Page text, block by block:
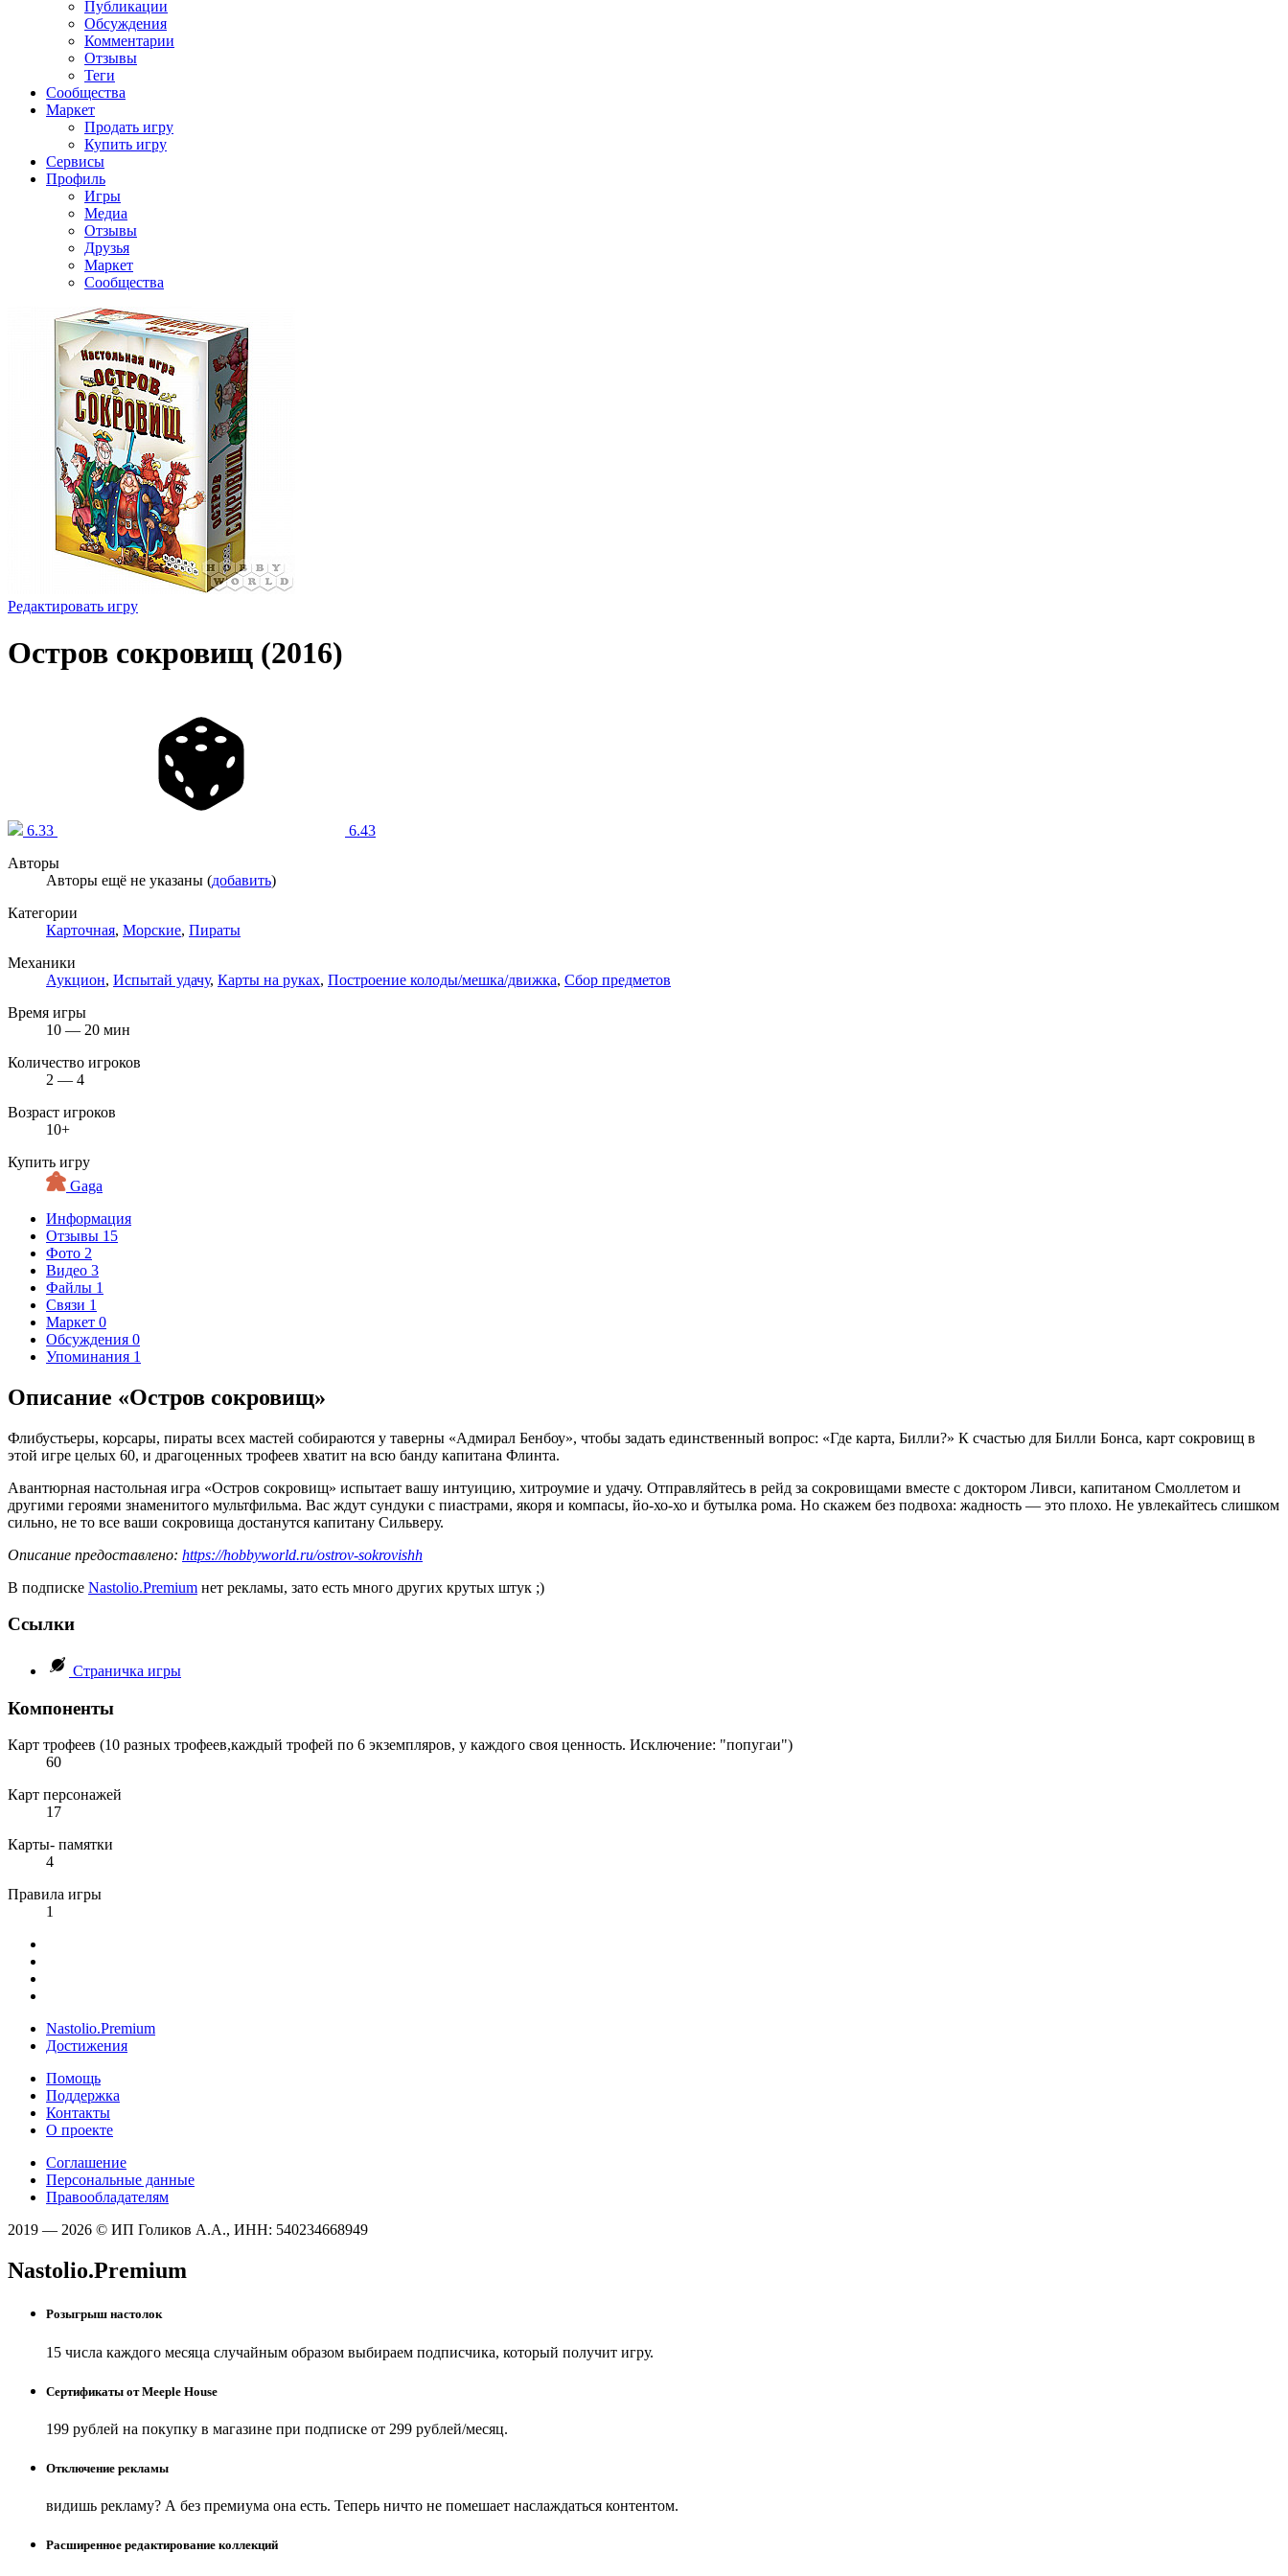
Публикации
Обсуждения
Комментарии
Отзывы
Теги
Сообщества
Маркет
Продать игру
Купить игру
Сервисы
Профиль
Игры
Медиа
Отзывы
Друзья
Маркет
Сообщества
Редактировать игру
Остров сокровищ (2016)
6.33
6.43
Авторы
Авторы ещё не указаны (добавить)
Категории
Карточная, Морские, Пираты
Механики
Аукцион, Испытай удачу, Карты на руках, Построение колоды/мешка/движка, Сбор предметов
Время игры
10 — 20 мин
Количество игроков
2 — 4
Возраст игроков
10+
Купить игру
Gaga
Информация
Отзывы 15
Фото 2
Видео 3
Файлы 1
Связи 1
Маркет 0
Обсуждения 0
Упоминания 1
Описание «Остров сокровищ»
Флибустьеры, корсары, пираты всех мастей собираются у таверны «Адмирал Бенбоу», чтобы задать единственный вопрос: «Где карта, Билли?» К счастью для Билли Бонса, карт сокровищ в
этой игре целых 60, и драгоценных трофеев хватит на всю банду капитана Флинта.
Авантюрная настольная игра «Остров сокровищ» испытает вашу интуицию, хитроумие и удачу. Отправляйтесь в рейд за сокровищами вместе с доктором Ливси, капитаном Смоллетом и
другими героями знаменитого мультфильма. Вас ждут сундуки с пиастрами, якоря и компасы, йо-хо-хо и бутылка рома. Но скажем без подвоха: жадность — это плохо. Не увлекайтесь слишком
сильно, не то все ваши сокровища достанутся капитану Сильверу.
Описание предоставлено: https://hobbyworld.ru/ostrov-sokrovishh
В подписке Nastolio.Premium нет рекламы, зато есть много других крутых штук ;)
Ссылки
Страничка игры
Компоненты
Карт трофеев (10 разных трофеев,каждый трофей по 6 экземпляров, у каждого своя ценность. Исключение: "попугаи")
60
Карт персонажей
17
Карты- памятки
4
Правила игры
1
Nastolio.Premium
Достижения
Помощь
Поддержка
Контакты
О проекте
Соглашение
Персональные данные
Правообладателям
2019 — 2026 © ИП Голиков А.А., ИНН: 540234668949
Nastolio.Premium
Розыгрыш настолок
15 числа каждого месяца случайным образом выбираем подписчика, который получит игру.
Сертификаты от Meeple House
199 рублей на покупку в магазине при подписке от 299 рублей/месяц.
Отключение рекламы
видишь рекламу? А без премиума она есть. Теперь ничто не помешает наслаждаться контентом.
Расширенное редактирование коллекций